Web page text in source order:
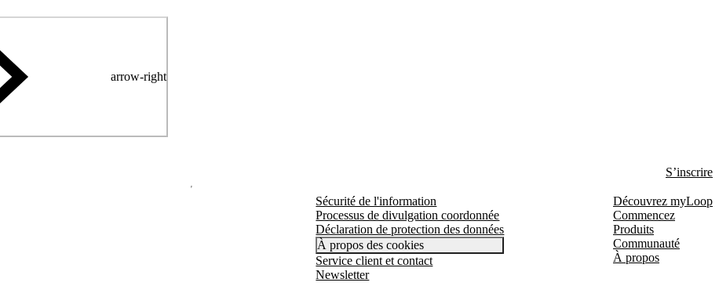
arrow-right
S’inscrire
Sécurité de l'information
Processus de divulgation coordonnée
Déclaration de protection des données
À propos des cookies
Service client et contact
Newsletter
Découvrez myLoop
Commencez
Produits
Communauté
À propos